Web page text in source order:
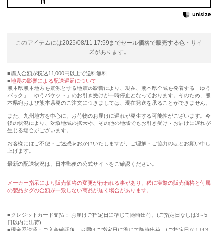
このアイテムには2026/08/11 17:59までセール価格で販売する色・サイ
ズがあります。
購入金額が税込11,000円以上で送料無料
地震の影響による配送遅延について
熊本県熊本地方を震源とする地震の影響により、現在、熊本県全域を発着する「ゆう
パック」「ゆうパケット」のお引き受けが一時停止となっております。そのため、熊
本県宛および熊本県発のご注文につきましては、現在発送を承ることができません。
また、九州地方を中心に、お荷物のお届けに遅れが発生する可能性がございます。今
後の状況により、対象地域の拡大や、その他の地域でもお引き受け・お届けに遅れが
生じる場合がございます。
お客様にはご不便・ご迷惑をおかけいたしますが、ご理解・ご協力のほどお願い申し
上げます。
最新の配送状況は、日本郵便の公式サイトをご確認ください。
メーカー指示により販売価格の変更が行われる事があり、稀に実際の販売価格と付属
の製品タグの金額が一致しない商品が届く場合があります。
-----------------------------
■クレジットカード支払： お届けご指定日に準じて随時出荷。(ご指定日なしは3～5
日以内に出荷)
■現金系決済：ご入金確認後、お届けご指定日に準じて随時出荷。(ご指定日なしは3